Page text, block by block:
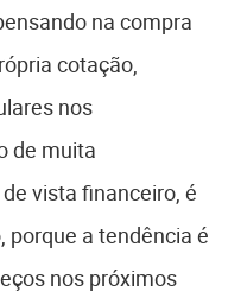
na compra
cotação,
nos
de muita
vista financeiro, é
porque a tendência é
nos próximos